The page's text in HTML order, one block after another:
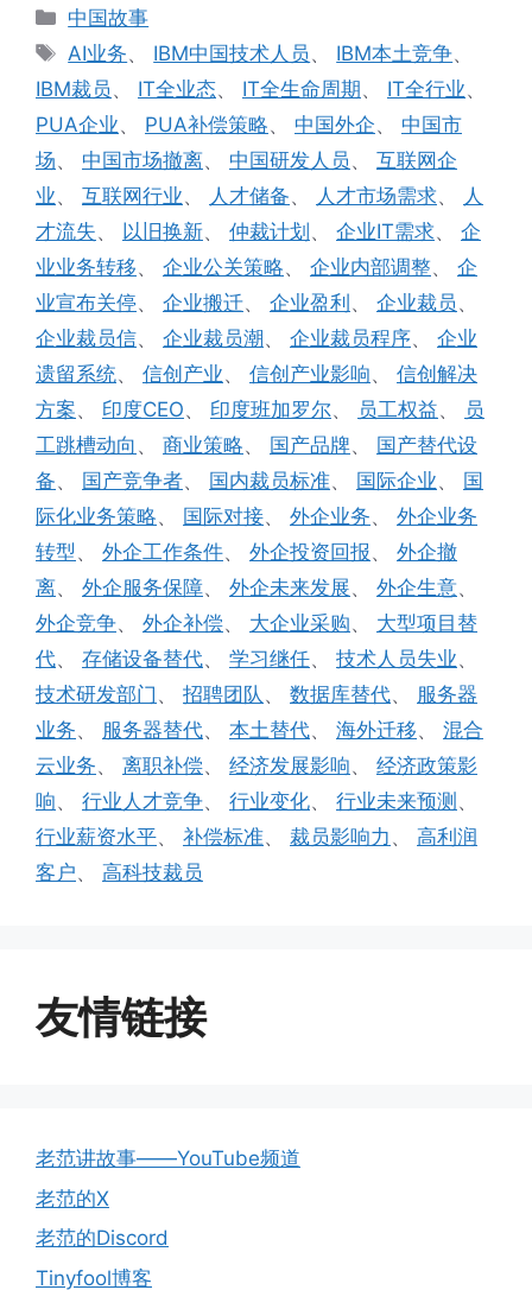
分
类
中国故事
标
签
AI业务、 IBM中国技术人员 、 IBM本土竞争、
IBM裁员 、 IT全业态、 IT全生命周期、 IT全行业、
PUA企业、 PUA补偿策略、 中国外企、 中国市
场、 中国市场撤离、 中国研发人员 、 互联网企
业、 互联网行业、 人才储备、 人才市场需求、
人
才流失、 以旧换新、 仲裁计划 、 企业IT需求、 企
业业务转移、 企业公关策略、 企业内部调整、 企
业宣布关停、 企业搬迁、 企业盈利 、 企业裁员 、
企业裁员信、 企业裁员潮 、 企业裁员程序、 企业
遗留系统、 信创产业、 信创产业影响、 信创解决
方案、 印度CEO、 印度班加罗尔、 员工权益、
员
工跳槽动向 、 商业策略、 国产品牌、 国产替代设
备、 国产竞争者、 国内裁员标准、 国际企业、 国
际化业务策略、 国际对接、 外企业务、 外企业务
转型、 外企工作条件、 外企投资回报、 外企撤
离、 外企服务保障、 外企未来发展、 外企生意、
外企竞争、 外企补偿、 大企业采购、 大型项目替
代、 存储设备替代、 学习继任、 技术人员失业、
技术研发部门 、 招聘团队 、 数据库替代、 服务器
业务、 服务器替代、 本土替代、 海外迁移、 混合
云业务、 离职补偿、 经济发展影响、 经济政策影
响、 行业人才竞争、 行业变化、 行业未来预测 、
行业薪资水平、 补偿标准、 裁员影响力 、 高利润
客户、 高科技裁员
友情链接
老范讲故事——YouTube频道
老范的X
老范的Discord
Tinyfool博客